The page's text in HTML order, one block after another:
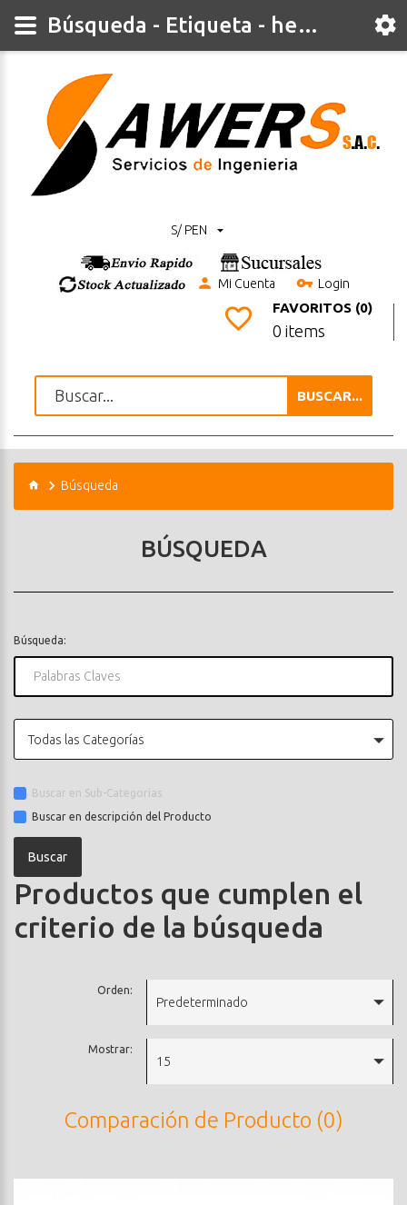
S/ PEN
Mi Cuenta Login
FAVORITOS (0)
0 items
BUSCAR...
Búsqueda
BÚSQUEDA
Búsqueda:
Todas las Categorías
Buscar en Sub-Categorías
Buscar en descripción del Producto
Productos que cumplen el
criterio de la búsqueda
Orden:
Predeterminado
Mostrar:
15
Comparación de Producto (0)
Búsqueda - Etiqueta - herramienta